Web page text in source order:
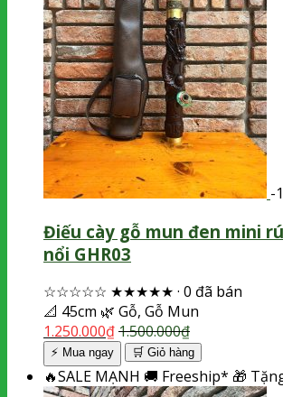
-
Điếu cày gỗ mun đen mini
nổi GHR03
☆☆☆☆☆ ★★★★★ · 0 đã bán
📐 45cm 🌿 Gỗ, Gỗ Mun
1.250.000₫1.500.000₫
⚡ Mua ngay 🛒 Giỏ hàng
🔥SALE MẠNH 🚚 Freeship* 🎁